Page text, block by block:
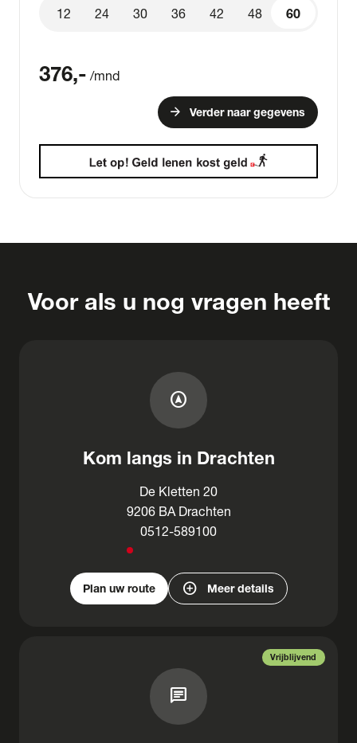
60
12 24 30 36 42 48 60
376,- /mnd
arrow_forward Verder naar gegevens
Voor als u nog vragen heeft
assistant_navigation
Kom langs in Drachten
De Kletten 20
9206 BA Drachten
0512-589100
Plan uw route add_circle Meer details
Vrijblijvend
chat